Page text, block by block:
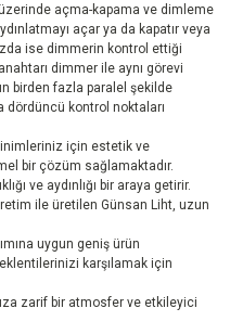
açma-kapama ve dimleme
açar ya da kapatır veya
ise dimmerin kontrol ettiği
dimmer ile aynı görevi
birden fazla paralel şekilde
kontrol noktaları
için estetik ve
bir çözüm sağlamaktadır.
ve aydınlığı bir araya getirir.
ile üretilen Günsan Liht, uzun
uygun geniş ürün
karşılamak için
zarif bir atmosfer ve etkileyici